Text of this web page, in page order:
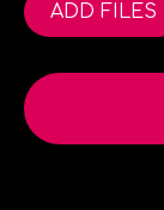
ADD FILES